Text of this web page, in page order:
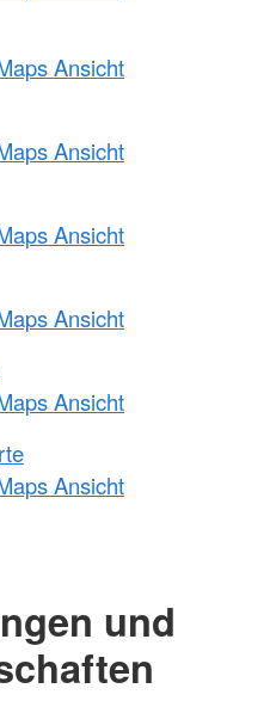
Ansicht
Ansicht
Ansicht
Ansicht
Ansicht
Ansicht
und